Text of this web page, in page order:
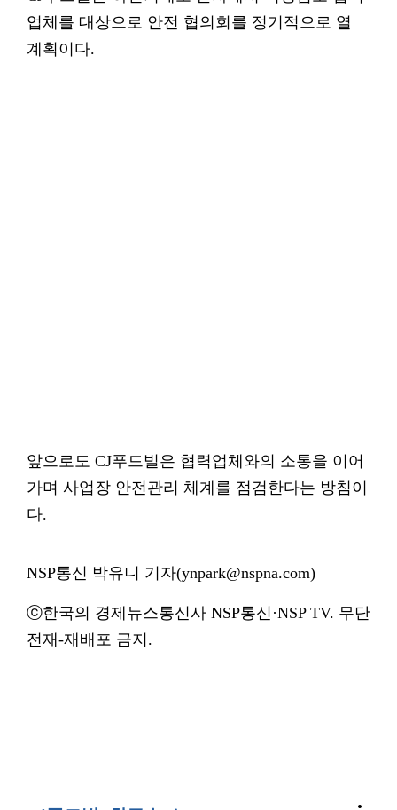
업체를 대상으로 안전 협의회를 정기적으로 열
계획이다.
앞으로도 CJ푸드빌은 협력업체와의 소통을 이어
가며 사업장 안전관리 체계를 점검한다는 방침이
다.
NSP통신 박유니 기자(ynpark@nspna.com)
ⓒ한국의 경제뉴스통신사 NSP통신·NSP TV. 무단
전재-재배포 금지.